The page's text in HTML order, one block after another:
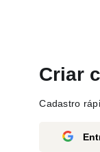
Criar
Cadastro